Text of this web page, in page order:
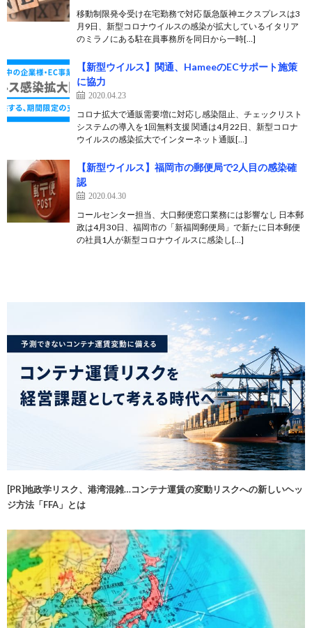
移動制限発令受け在宅勤務で対応 阪急阪神エクスプレスは3
月9日、新型コロナウイルスの感染が拡大しているイタリア
のミラノにある駐在員事務所を同日から一時[…]
【新型ウイルス】関通、HameeのECサポート施策
に協力
2020.04.23
コロナ拡大で通販需要増に対応し感染阻止、チェックリスト
システムの導入を1回無料支援 関通は4月22日、新型コロナ
ウイルスの感染拡大でインターネット通販[…]
【新型ウイルス】福岡市の郵便局で2人目の感染確
認
2020.04.30
コールセンター担当、大口郵便窓口業務には影響なし 日本郵
政は4月30日、福岡市の「新福岡郵便局」で新たに日本郵便
の社員1人が新型コロナウイルスに感染し[…]
[PR]地政学リスク、港湾混雑…コンテナ運賃の変動リスクへの新しいヘッ
ジ方法「FFA」とは